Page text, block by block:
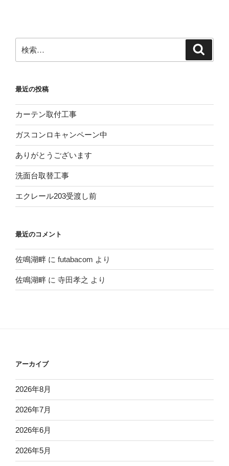
索:
最近の投稿
カーテン取付工事
ガスコンロキャンペーン中
ありがとうございます
洗面台取替工事
エクレール203受渡し前
最近のコメント
佐鳴湖畔 に futabacom より
佐鳴湖畔 に 寺田孝之 より
アーカイブ
2026年8月
2026年7月
2026年6月
2026年5月